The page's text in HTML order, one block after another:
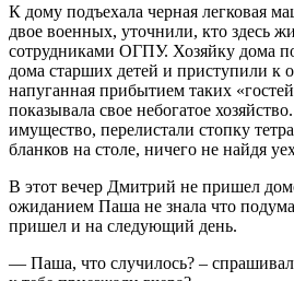
К дому подъехала черная легковая
двое военных, уточнили, кто здесь
сотрудниками ОГПУ. Хозяйку дома
дома старших детей и приступили к
напуганная прибытием таких
показывала свое небогатое
имущество, перелистали стопку
бланков на столе, ничего не найдя
В этот вечер Дмитрий не пришел
ожиданием Паша не знала что
пришел и на следующий день.
— Паша, что случилось? –